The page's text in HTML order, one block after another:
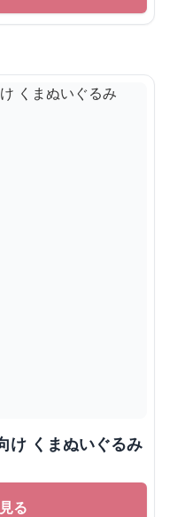
け くまぬいぐるみ
る